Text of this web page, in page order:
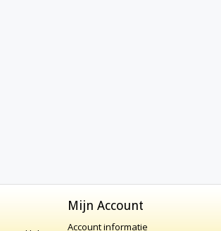
Mijn Account
Account informatie